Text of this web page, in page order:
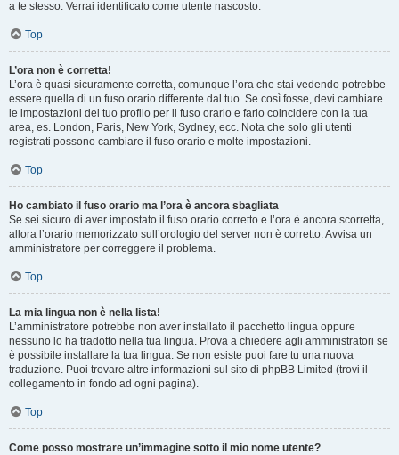
a te stesso. Verrai identificato come utente nascosto.
Top
L’ora non è corretta!
L’ora è quasi sicuramente corretta, comunque l’ora che stai vedendo potrebbe
essere quella di un fuso orario differente dal tuo. Se così fosse, devi cambiare
le impostazioni del tuo profilo per il fuso orario e farlo coincidere con la tua
area, es. London, Paris, New York, Sydney, ecc. Nota che solo gli utenti
registrati possono cambiare il fuso orario e molte impostazioni.
Top
Ho cambiato il fuso orario ma l’ora è ancora sbagliata
Se sei sicuro di aver impostato il fuso orario corretto e l’ora è ancora scorretta,
allora l’orario memorizzato sull’orologio del server non è corretto. Avvisa un
amministratore per correggere il problema.
Top
La mia lingua non è nella lista!
L’amministratore potrebbe non aver installato il pacchetto lingua oppure
nessuno lo ha tradotto nella tua lingua. Prova a chiedere agli amministratori se
è possibile installare la tua lingua. Se non esiste puoi fare tu una nuova
traduzione. Puoi trovare altre informazioni sul sito di phpBB Limited (trovi il
collegamento in fondo ad ogni pagina).
Top
Come posso mostrare un’immagine sotto il mio nome utente?